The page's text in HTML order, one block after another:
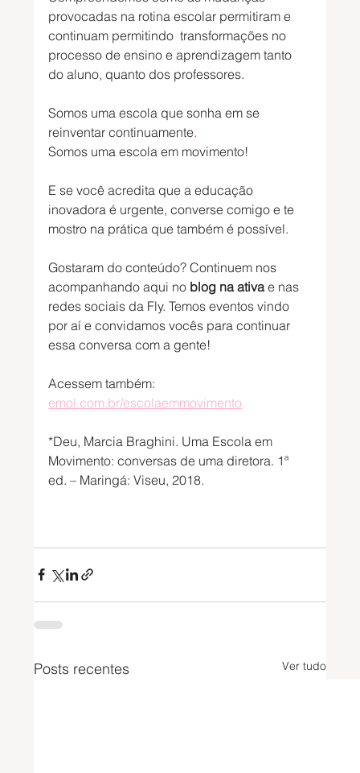
provocadas na rotina escolar permitiram e
continuam permitindo  transformações no
processo de ensino e aprendizagem tanto
do aluno, quanto dos professores.
Somos uma escola que sonha em se
reinventar continuamente.
Somos uma escola em movimento!
E se você acredita que a educação
inovadora é urgente, converse comigo e te
mostro na prática que também é possível.
Gostaram do conteúdo? Continuem nos
acompanhando aqui no blog na ativa e nas
redes sociais da Fly. Temos eventos vindo
por aí e convidamos vocês para continuar
essa conversa com a gente!
Acessem também:
emol.com.br/escolaemmovimento
*Deu, Marcia Braghini. Uma Escola em
Movimento: conversas de uma diretora. 1ª
ed. – Maringá: Viseu, 2018.
Posts recentes Ver tudo